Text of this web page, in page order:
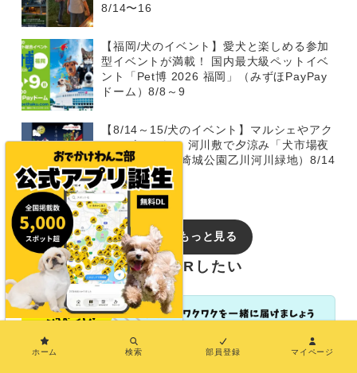
8/14〜16
【福岡/犬のイベント】愛犬と楽しめる参加
型イベントが満載！ 国内最大級ペットイベ
ント「Pet博 2026 福岡」（みずほPayPay
ドーム）8/8～9
【8/14～15/犬のイベント】マルシェやアク
ティビティも！ 河川敷で夕涼み「犬市場夜
市 2026」（岡崎城公園乙川河川緑地）8/14
～15
イベントをもっと見る
おでかけわんこ部でPRしたい
ホーム 検索 部員登録 マイページ